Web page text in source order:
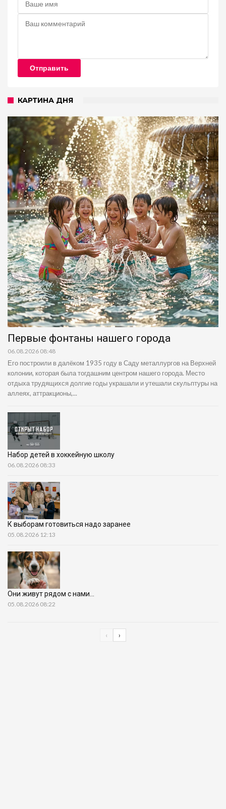
Отправить
КАРТИНА ДНЯ
Первые фонтаны нашего города
06.08.2026 08:48
Его построили в далёком 1935 году в Саду металлургов на Верхней
колонии, которая была тогдашним центром нашего города. Место
отдыха трудящихся долгие годы украшали и утешали скульптуры на
аллеях, аттракционы,...
Набор детей в хоккейную школу
06.08.2026 08:33
К выборам готовиться надо заранее
05.08.2026 12:13
Они живут рядом с нами…
05.08.2026 08:22
‹ ›